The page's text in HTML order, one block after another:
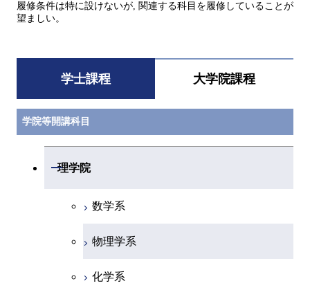
履修条件は特に設けないが, 関連する科目を履修していることが
望ましい。
学士課程 大学院課程
学院等開講科目
理学院
開閉
数学系
物理学系
化学系